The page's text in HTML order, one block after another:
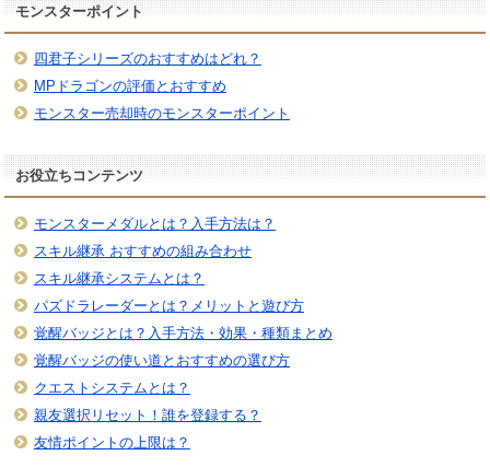
モンスターポイント
四君子シリーズのおすすめはどれ？
MPドラゴンの評価とおすすめ
モンスター売却時のモンスターポイント
お役立ちコンテンツ
モンスターメダルとは？入手方法は？
スキル継承 おすすめの組み合わせ
スキル継承システムとは？
パズドラレーダーとは？メリットと遊び方
覚醒バッジとは？入手方法・効果・種類まとめ
覚醒バッジの使い道とおすすめの選び方
クエストシステムとは？
親友選択リセット！誰を登録する？
友情ポイントの上限は？